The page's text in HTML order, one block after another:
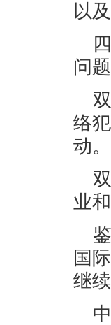
以
问
络
动。
业
国
继